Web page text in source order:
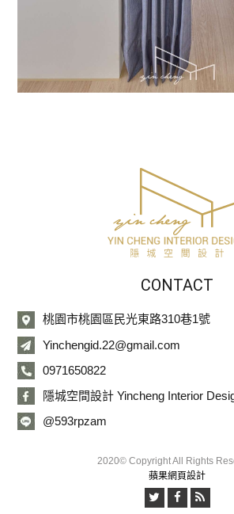
CONTACT
桃園市桃園區民光東路310巷1號
Yinchengid.22@gmail.com
0971650822
隱城空間設計 Yincheng Interior
@593rpzam
2020© Copyright All Rights
蘋果網頁設計